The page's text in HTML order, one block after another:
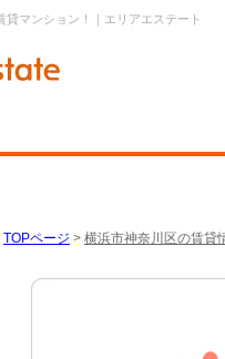
貸マンション！｜エリアエステート
TOPページ > 横浜市神奈川区の賃貸